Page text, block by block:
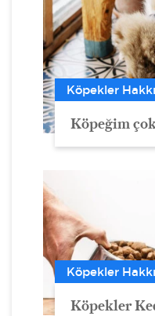
Köpekler
Köpeğim
Köpekler
Köpekler